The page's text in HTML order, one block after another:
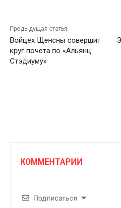
Предыдущая статья
Войцех Щенсны совершит
круг почёта по «Альянц
Стэдиуму»
КОММЕНТАРИИ
Подписаться